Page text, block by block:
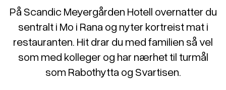
På Scandic Meyergården Hotell overnatter du
sentralt i Mo i Rana og nyter kortreist mat i
restauranten. Hit drar du med familien så vel
som med kolleger og har nærhet til turmål
som Rabothytta og Svartisen.